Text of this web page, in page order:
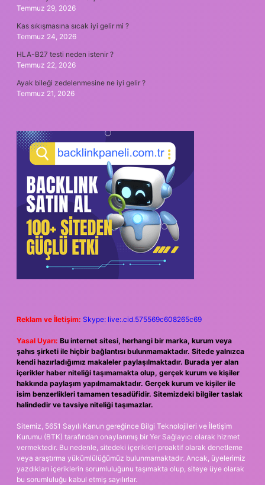
Temmuz 29, 2026
Kas sıkışmasına sıcak iyi gelir mi ?
Temmuz 24, 2026
HLA-B27 testi neden istenir ?
Temmuz 22, 2026
Ayak bileği zedelenmesine ne iyi gelir ?
Temmuz 21, 2026
Reklam ve İletişim: Skype: live:.cid.575569c608265c69
Yasal Uyarı: Bu internet sitesi, herhangi bir marka, kurum veya
şahıs şirketi ile hiçbir bağlantısı bulunmamaktadır. Sitede yalnızca
kendi hazırladığımız makaleler paylaşılmaktadır. Burada yer alan
içerikler haber niteliği taşımamakta olup, gerçek kurum ve kişiler
hakkında paylaşım yapılmamaktadır. Gerçek kurum ve kişiler ile
isim benzerlikleri tamamen tesadüfidir. Sitemizdeki bilgiler taslak
halindedir ve tavsiye niteliği taşımazlar.
Sitemiz, 5651 Sayılı Kanun gereğince Bilgi Teknolojileri ve İletişim
Kurumu (BTK) tarafından onaylanmış bir Yer Sağlayıcı olarak hizmet
vermektedir. Bu nedenle, sitedeki içerikleri proaktif olarak denetleme
veya araştırma yükümlülüğümüz bulunmamaktadır. Ancak, üyelerimiz
yazdıkları içeriklerin sorumluluğunu taşımakta olup, siteye üye olarak
bu sorumluluğu kabul etmiş sayılırlar.